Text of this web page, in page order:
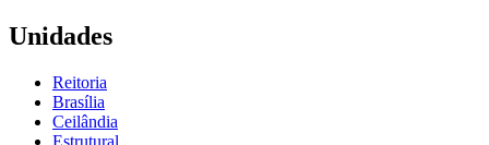
Unidades
Reitoria
Brasília
Ceilândia
Estrutural